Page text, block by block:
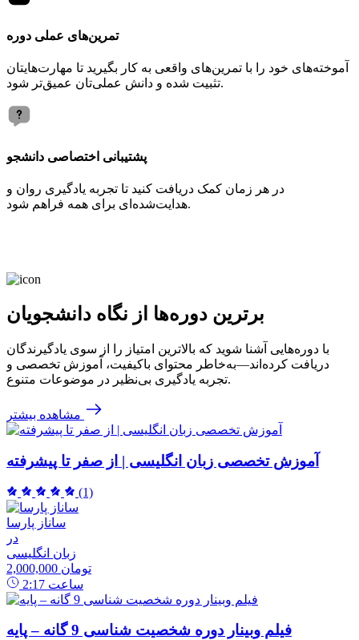
تمرین‌های عملی دوره
آموخته‌های خود را با تمرین‌های واقعی به کار بگیرید تا مهارت‌هایتان
تثبیت شده و دانش عملی‌تان عمیق‌تر شود.
پشتیبانی اختصاصی دانشجو
در هر زمان کمک دریافت کنید تا تجربه یادگیری روان و
هدایت‌شده‌ای برای همه فراهم شود.
برترین دوره‌ها از نگاه دانشجویان
با دوره‌هایی آشنا شوید که بالاترین امتیاز را از سوی یادگیرندگان
دریافت کرده‌اند—به‌خاطر محتوای باکیفیت، آموزش تخصصی و
تجربه یادگیری بی‌نظیر در موضوعات متنوع.
مشاهده بیشتر
آموزش تخصصی زبان انگلیسی | از صفر تا پیشرفته
(1)
ساناز پارسا
در
زبان انگلیسی
2,000,000 تومان
2:17 ساعت
فیلم وبینار دوره شخصیت شناسی 9 گانه – پایه